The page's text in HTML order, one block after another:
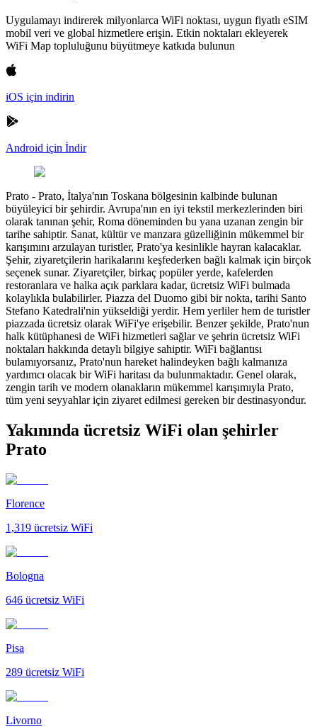
Uygulamayı indirerek milyonlarca WiFi noktası, uygun fiyatlı eSIM
mobil veri ve global hizmetlere erişin. Etkin noktaları ekleyerek
WiFi Map topluluğunu büyütmeye katkıda bulunun
iOS için indirin
Android için İndir
Prato - Prato, İtalya'nın Toskana bölgesinin kalbinde bulunan
büyüleyici bir şehirdir. Avrupa'nın en iyi tekstil merkezlerinden biri
olarak tanınan şehir, Roma döneminden bu yana uzanan zengin bir
tarihe sahiptir. Sanat, kültür ve manzara güzelliğinin mükemmel bir
karışımını arzulayan turistler, Prato'ya kesinlikle hayran kalacaklar.
Şehir, ziyaretçilerin harikalarını keşfederken bağlı kalmak için birçok
seçenek sunar. Ziyaretçiler, birkaç popüler yerde, kafelerden
restoranlara ve halka açık parklara kadar, ücretsiz WiFi bulmada
kolaylıkla bulabilirler. Piazza del Duomo gibi bir nokta, tarihi Santo
Stefano Katedrali'nin yükseldiği yerdir. Hem yerliler hem de turistler
piazzada ücretsiz olarak WiFi'ye erişebilir. Benzer şekilde, Prato'nun
halk kütüphanesi de WiFi hizmetleri sağlar ve şehrin ücretsiz WiFi
noktaları hakkında detaylı bilgiye sahiptir. WiFi bağlantısı
bulamıyorsanız, Prato'nun hareket halindeyken bağlı kalmanıza
yardımcı olacak bir WiFi haritası da bulunmaktadır. Genel olarak,
zengin tarih ve modern olanakların mükemmel karışımıyla Prato,
tüm yeni seyyahlar için ziyaret edilmesi gereken bir destinasyondur.
Yakınında ücretsiz WiFi olan şehirler
Prato
Florence
1,319 ücretsiz WiFi
Bologna
646 ücretsiz WiFi
Pisa
289 ücretsiz WiFi
Livorno